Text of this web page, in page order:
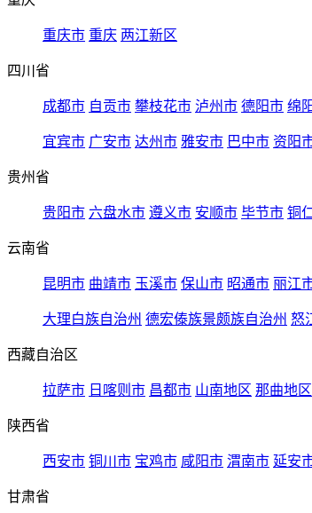
重庆市 重庆 两江新区
四川省
成都市 自贡市 攀枝花市 泸州市 德阳市 绵
宜宾市 广安市 达州市 雅安市 巴中市 资阳
贵州省
贵阳市 六盘水市 遵义市 安顺市 毕节市 铜
云南省
昆明市 曲靖市 玉溪市 保山市 昭通市 丽江
大理白族自治州 德宏傣族景颇族自治州 怒
西藏自治区
拉萨市 日喀则市 昌都市 山南地区 那曲地区
陕西省
西安市 铜川市 宝鸡市 咸阳市 渭南市 延安
甘肃省